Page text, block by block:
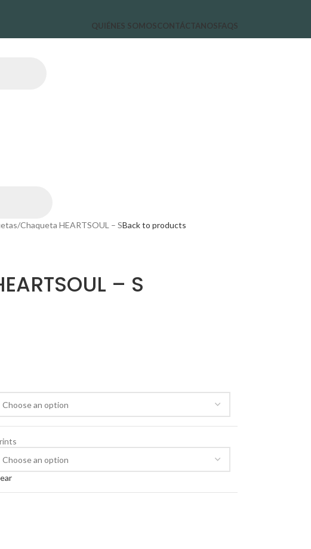
QUIÉNES SOMOSCONTÁCTANOSFAQS
Chaqueta HEARTSOUL – SBack to products
– S